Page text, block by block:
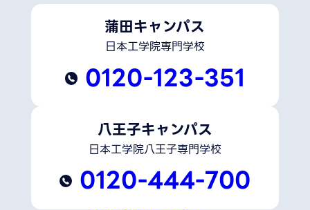
蒲田キャンパス
日本工学院専門学校
0120-123-351
八王子キャンパス
日本工学院八王子専門学校
0120-444-700